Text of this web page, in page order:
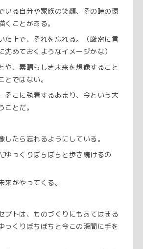
いる自分や家族の笑顔、その時の環
ことがある。
た上で、それを忘れる。（厳密に言
沈めておくようなイメージかな）
や、素晴らしき未来を想像すること
とではない。
そこに執着するあまり、今という大
ことだ。
したら忘れるようにしている。
ゆっくりぼちぼちと歩き続けるの
来がやってくる。
プトは、ものづくりにもあてはまる
っくりぼちぼちと今この瞬間に手を